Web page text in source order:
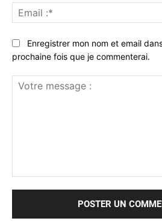
Enregistrer mon nom et email
prochaine fois que je commenterai.